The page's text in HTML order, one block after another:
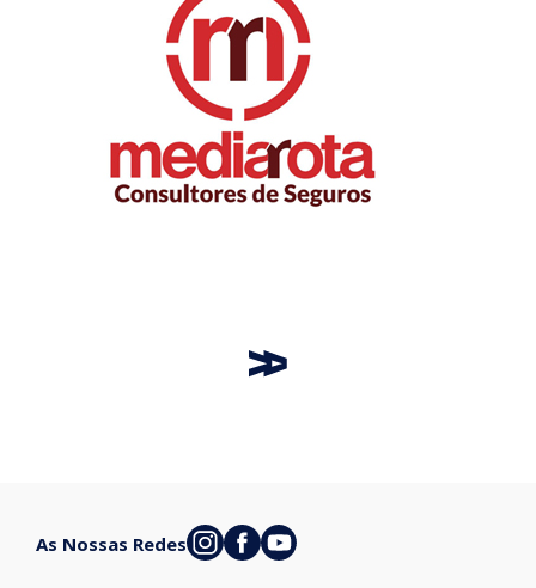
As Nossas Redes